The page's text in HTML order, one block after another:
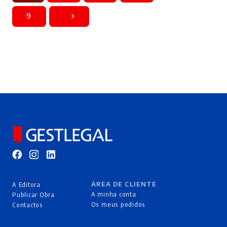
9
A Editora
Publicar Obra
Contactos
ÁREA DE CLIENTE
A minha conta
Os meus pedidos